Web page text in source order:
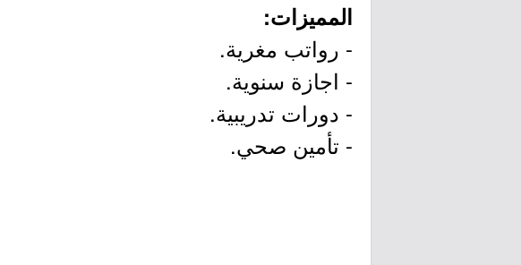
المميزات:
- رواتب مغرية.
- اجازة سنوية.
- دورات تدريبية.
- تأمين صحي.